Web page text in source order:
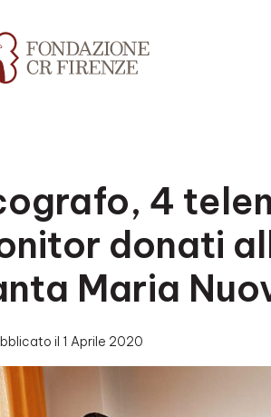
4
donati
Maria
il 1 Aprile 2020